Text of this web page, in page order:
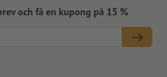
och få en kupong på 15 %